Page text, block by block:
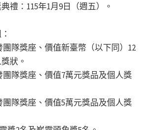
禮：115年1月9日（週五）。
隊獎座、價值新臺幣（以下同）12
狀。
團隊獎座、價值7萬元獎品及個人獎
團隊獎座、價值5萬元獎品及個人獎